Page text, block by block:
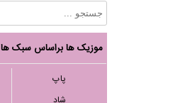
موزیک ها براساس سبک ها
پاپ
شاد